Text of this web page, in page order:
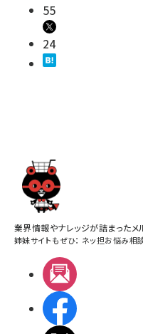
55
24
業界情報やナレッジが詰まったメ
姉妹サイトもぜひ： ネッ担お悩み相